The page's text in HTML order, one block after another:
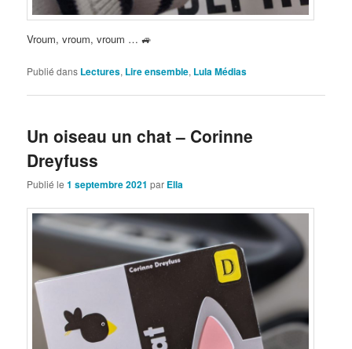
Vroum, vroum, vroum … 🚙
Publié dans Lectures, Lire ensemble, Lula Médias
Un oiseau un chat – Corinne
Dreyfuss
Publié le1 septembre 2021 par Ella